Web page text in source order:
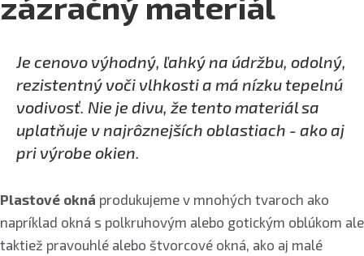
Je cenovo výhodný, ľahký na údržbu, odolný,
rezistentný voči vlhkosti a má nízku tepelnú
vodivosť. Nie je divu, že tento materiál sa
uplatňuje v najrôznejších oblastiach - ako aj
pri výrobe okien.
Plastové okná produkujeme v mnohých tvaroch ako
napríklad okná s polkruhovým alebo gotickým oblúkom ale
taktiež pravouhlé alebo štvorcové okná, ako aj malé